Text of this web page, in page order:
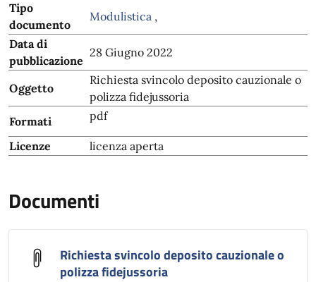
Tipo
documento
Modulistica ,
Data di
pubblicazione
28 Giugno 2022
Oggetto
Richiesta svincolo deposito cauzionale o
polizza fidejussoria
Formati
pdf
Licenze licenza aperta
Documenti
Richiesta svincolo deposito cauzionale o
polizza fidejussoria